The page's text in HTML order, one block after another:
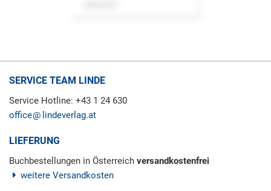
SERVICE TEAM LINDE
Service Hotline: +43 1 24 630
office
lindeverlag.at
LIEFERUNG
Buchbestellungen in Österreich versandkostenfrei
weitere Versandkosten